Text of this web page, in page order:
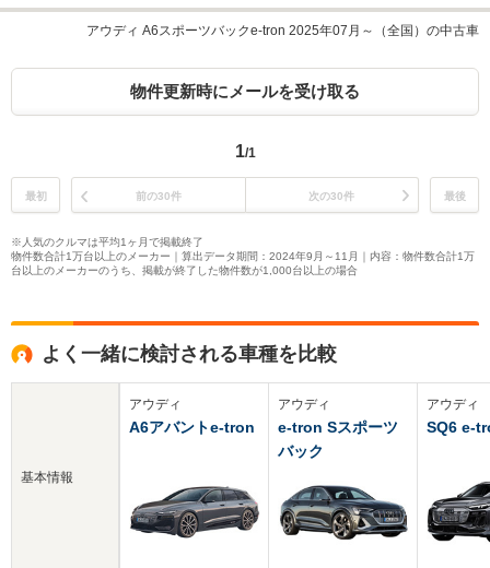
アウディ A6スポーツバックe-tron 2025年07月～（全国）の中古車
物件更新時にメールを受け取る
1/1
最初 前の30件 次の30件 最後
※人気のクルマは平均1ヶ月で掲載終了
物件数合計1万台以上のメーカー｜算出データ期間：2024年9月～11月｜内容：物件数合計1万
台以上のメーカーのうち、掲載が終了した物件数が1,000台以上の場合
よく一緒に検討される車種を比較
基本情報
アウディ
A6アバントe-tron
アウディ
e-tron Sスポーツ
バック
アウディ
SQ6 e-